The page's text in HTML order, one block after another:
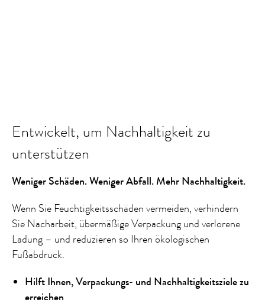
Entwickelt, um Nachhaltigkeit zu
unterstützen
Weniger Schäden. Weniger Abfall. Mehr Nachhaltigkeit.
Wenn Sie Feuchtigkeitsschäden vermeiden, verhindern
Sie Nacharbeit, übermäßige Verpackung und verlorene
Ladung – und reduzieren so Ihren ökologischen
Fußabdruck.
Hilft Ihnen, Verpackungs- und Nachhaltigkeitsziele zu